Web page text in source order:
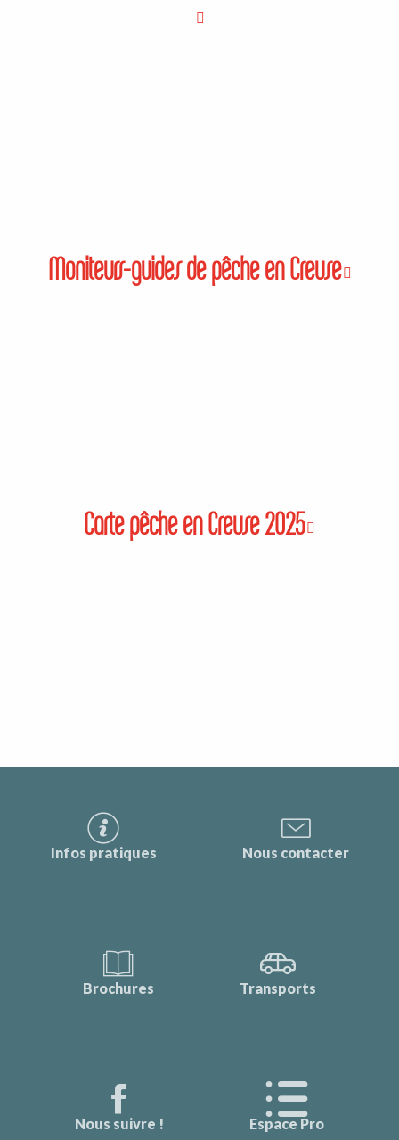
Moniteurs-guides de pêche en Creuse
Carte pêche en Creuse 2025
Infos pratiques Nous contacter
Brochures Transports
Nous suivre ! Espace Pro